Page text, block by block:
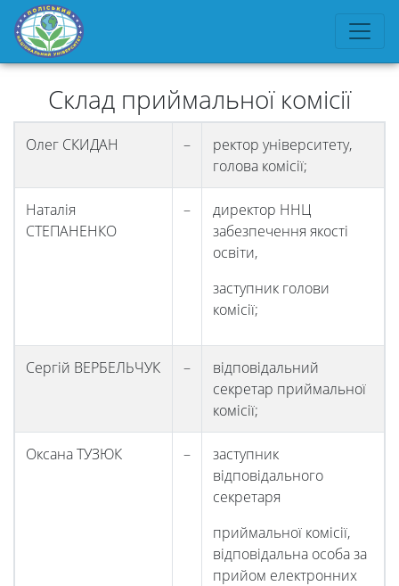
Склад приймальної комісії
Олег СКИДАН –
ректор університету,
голова комісії;
Наталія
СТЕПАНЕНКО
–
директор ННЦ
забезпечення якості
освіти,
заступник голови
комісії;
Сергій ВЕРБЕЛЬЧУК –
відповідальний
секретар приймальної
комісії;
Оксана ТУЗЮК –
заступник
відповідального
секретаря
приймальної комісії,
відповідальна особа за
прийом електронних